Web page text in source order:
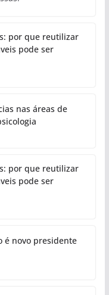
por que reutilizar
pode ser
nas áreas de
por que reutilizar
pode ser
é novo presidente